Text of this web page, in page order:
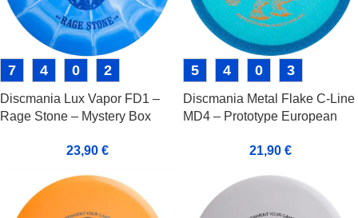
7 4 0 2
Discmania Lux Vapor FD1 –
Rage Stone – Mystery Box
23,90 €
5 4 0 3
Discmania Metal Flake C-Line
MD4 – Prototype European
21,90 €